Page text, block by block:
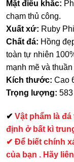
Mặt điêu khắc:
chạm thủ công.
Xuất xứ: Ruby
Chất đá: Hồng
toàn tự nhiên
mạnh mẽ và thuần
Kích thước: Cao
Trọng lượng:
✔ Vật phẩm là
định ở bất kì
✔ Để biết chính
của bạn . Hãy